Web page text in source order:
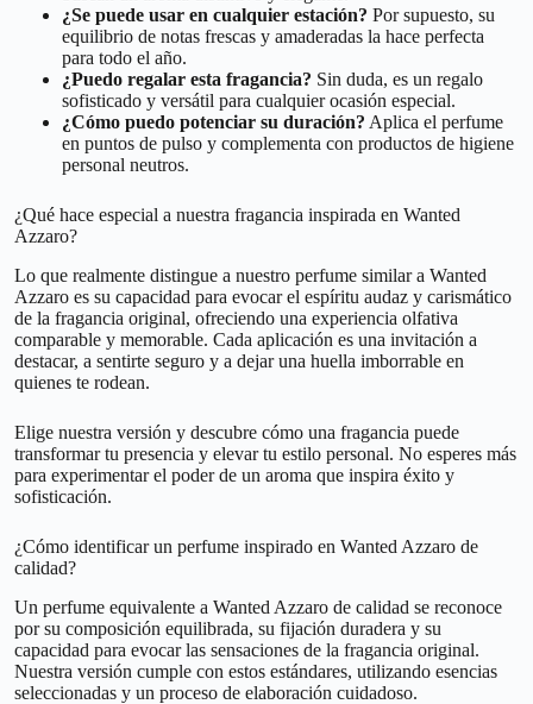
¿Se puede usar en cualquier estación? Por supuesto, su
equilibrio de notas frescas y amaderadas la hace perfecta
para todo el año.
¿Puedo regalar esta fragancia? Sin duda, es un regalo
sofisticado y versátil para cualquier ocasión especial.
¿Cómo puedo potenciar su duración? Aplica el perfume
en puntos de pulso y complementa con productos de higiene
personal neutros.
¿Qué hace especial a nuestra fragancia inspirada en Wanted
Azzaro?
Lo que realmente distingue a nuestro perfume similar a Wanted
Azzaro es su capacidad para evocar el espíritu audaz y carismático
de la fragancia original, ofreciendo una experiencia olfativa
comparable y memorable. Cada aplicación es una invitación a
destacar, a sentirte seguro y a dejar una huella imborrable en
quienes te rodean.
Elige nuestra versión y descubre cómo una fragancia puede
transformar tu presencia y elevar tu estilo personal. No esperes más
para experimentar el poder de un aroma que inspira éxito y
sofisticación.
¿Cómo identificar un perfume inspirado en Wanted Azzaro de
calidad?
Un perfume equivalente a Wanted Azzaro de calidad se reconoce
por su composición equilibrada, su fijación duradera y su
capacidad para evocar las sensaciones de la fragancia original.
Nuestra versión cumple con estos estándares, utilizando esencias
seleccionadas y un proceso de elaboración cuidadoso.